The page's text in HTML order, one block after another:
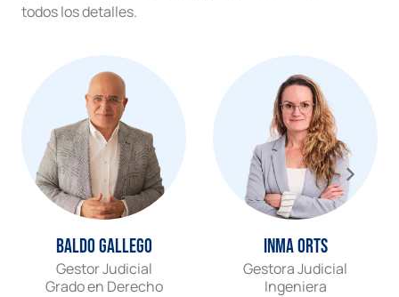
todos los detalles.
Baldo Gallego
Gestor Judicial
Grado en Derecho
Inma Orts
Gestora Judicial
Ingeniera